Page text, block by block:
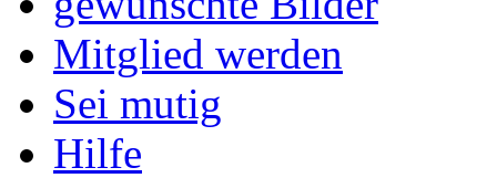
Mitglied werden
Sei mutig
Hilfe